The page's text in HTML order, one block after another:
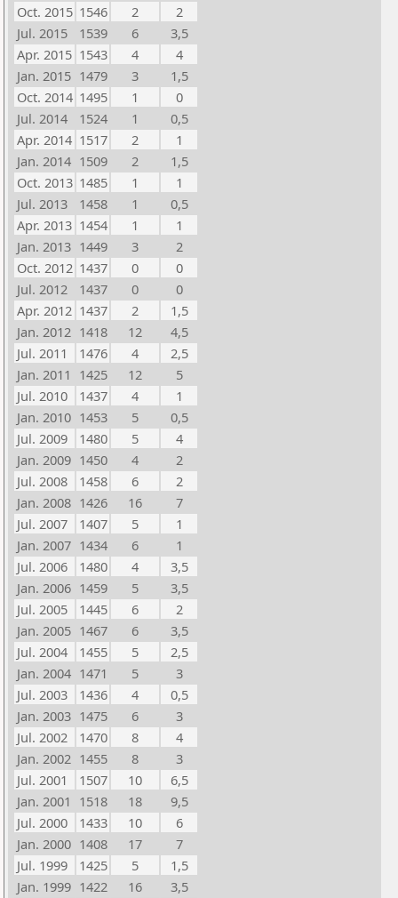
Oct. 2015 1546 2
2
Jul. 2015
1539 6
3,5
Apr. 2015 1543 4
4
Jan. 2015 1479 3
1,5
Oct. 2014 1495 1
0
Jul. 2014
1524 1
0,5
Apr. 2014 1517 2
1
Jan. 2014 1509 2
1,5
Oct. 2013 1485 1
1
Jul. 2013
1458 1
0,5
Apr. 2013 1454 1
1
Jan. 2013 1449 3
2
Oct. 2012 1437 0
0
Jul. 2012
1437 0
0
Apr. 2012 1437 2
1,5
Jan. 2012 1418 12
4,5
Jul. 2011
1476 4
2,5
Jan. 2011 1425 12
5
Jul. 2010
1437 4
1
Jan. 2010 1453 5
0,5
Jul. 2009
1480 5
4
Jan. 2009 1450 4
2
Jul. 2008
1458 6
2
Jan. 2008 1426 16
7
Jul. 2007
1407 5
1
Jan. 2007 1434 6
1
Jul. 2006
1480 4
3,5
Jan. 2006 1459 5
3,5
Jul. 2005
1445 6
2
Jan. 2005 1467 6
3,5
Jul. 2004
1455 5
2,5
Jan. 2004 1471 5
3
Jul. 2003
1436 4
0,5
Jan. 2003 1475 6
3
Jul. 2002
1470 8
4
Jan. 2002 1455 8
3
Jul. 2001
1507 10
6,5
Jan. 2001 1518 18
9,5
Jul. 2000
1433 10
6
Jan. 2000 1408 17
7
Jul. 1999
1425 5
1,5
Jan. 1999 1422 16
3,5